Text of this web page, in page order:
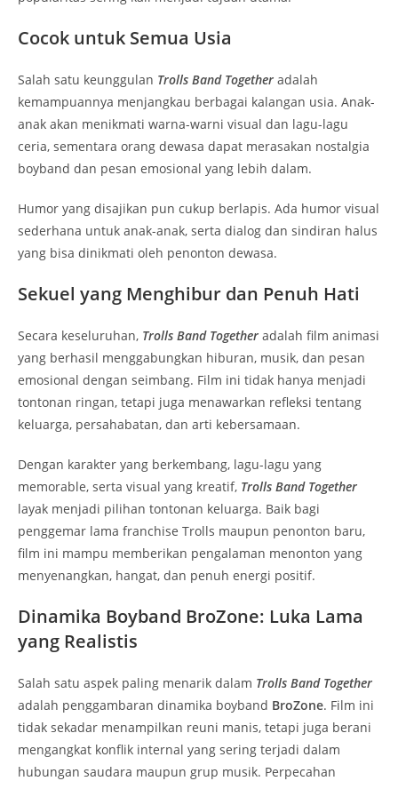
Cocok untuk Semua Usia
Salah satu keunggulan Trolls Band Together adalah
kemampuannya menjangkau berbagai kalangan usia. Anak-
anak akan menikmati warna-warni visual dan lagu-lagu
ceria, sementara orang dewasa dapat merasakan nostalgia
boyband dan pesan emosional yang lebih dalam.
Humor yang disajikan pun cukup berlapis. Ada humor visual
sederhana untuk anak-anak, serta dialog dan sindiran halus
yang bisa dinikmati oleh penonton dewasa.
Sekuel yang Menghibur dan Penuh Hati
Secara keseluruhan, Trolls Band Together adalah film animasi
yang berhasil menggabungkan hiburan, musik, dan pesan
emosional dengan seimbang. Film ini tidak hanya menjadi
tontonan ringan, tetapi juga menawarkan refleksi tentang
keluarga, persahabatan, dan arti kebersamaan.
Dengan karakter yang berkembang, lagu-lagu yang
memorable, serta visual yang kreatif, Trolls Band Together
layak menjadi pilihan tontonan keluarga. Baik bagi
penggemar lama franchise Trolls maupun penonton baru,
film ini mampu memberikan pengalaman menonton yang
menyenangkan, hangat, dan penuh energi positif.
Dinamika Boyband BroZone: Luka Lama
yang Realistis
Salah satu aspek paling menarik dalam Trolls Band Together
adalah penggambaran dinamika boyband BroZone. Film ini
tidak sekadar menampilkan reuni manis, tetapi juga berani
mengangkat konflik internal yang sering terjadi dalam
hubungan saudara maupun grup musik. Perpecahan